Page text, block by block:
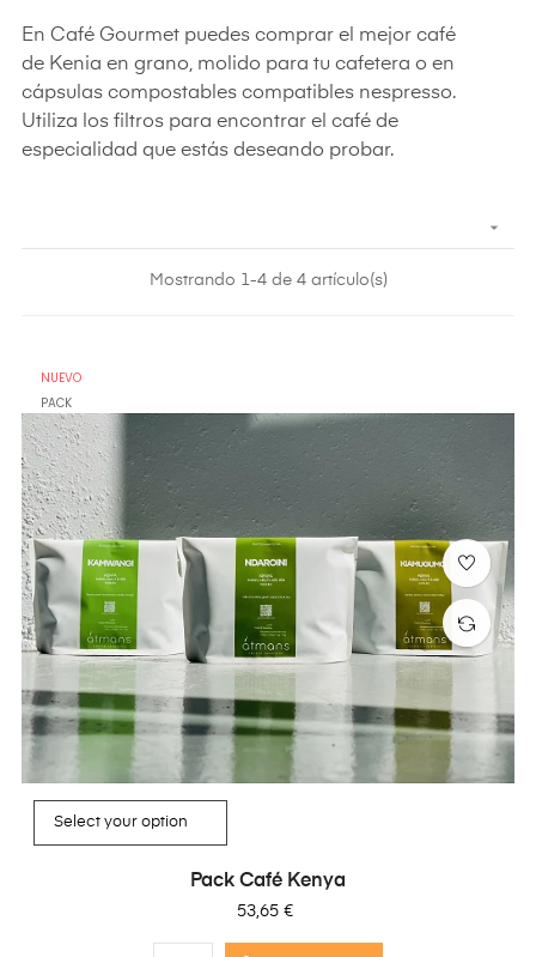
En Café Gourmet puedes comprar el mejor café
de Kenia en grano, molido para tu cafetera o en
cápsulas compostables compatibles nespresso.
Utiliza los filtros para encontrar el café de
especialidad que estás deseando probar.

Mostrando 1-4 de 4 artículo(s)
NUEVO
PACK
Pack Café Kenya
Precio
53,65 €